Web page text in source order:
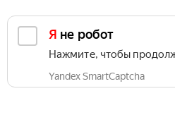
Я не робот
Нажмите, чтобы
Yandex SmartCaptcha